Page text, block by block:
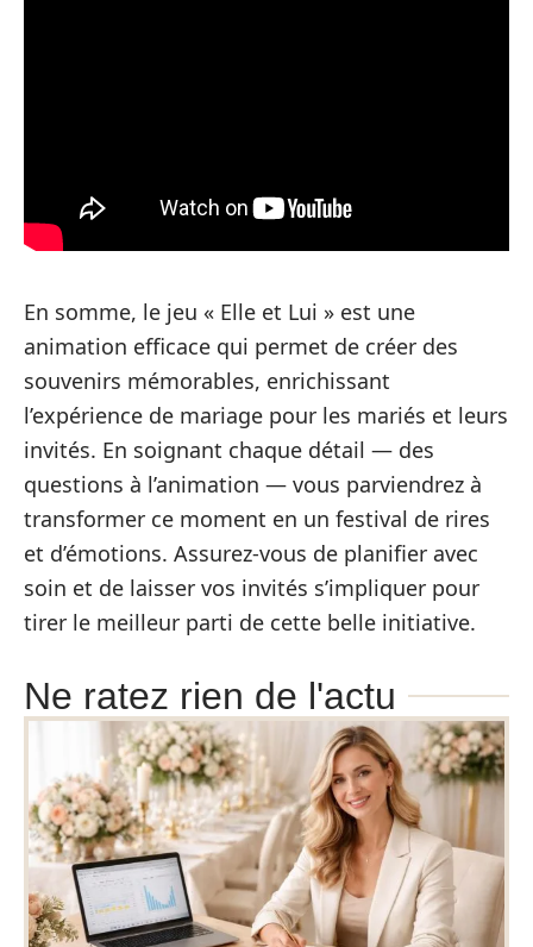
En somme, le jeu « Elle et Lui » est une
animation efficace qui permet de créer des
souvenirs mémorables, enrichissant
l’expérience de mariage pour les mariés et leurs
invités. En soignant chaque détail — des
questions à l’animation — vous parviendrez à
transformer ce moment en un festival de rires
et d’émotions. Assurez-vous de planifier avec
soin et de laisser vos invités s’impliquer pour
tirer le meilleur parti de cette belle initiative.
Ne ratez rien de l'actu